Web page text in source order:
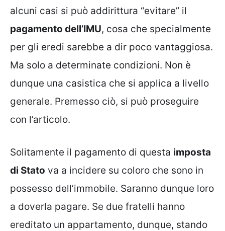
alcuni casi si può addirittura “evitare” il
pagamento dell’IMU, cosa che specialmente
per gli eredi sarebbe a dir poco vantaggiosa.
Ma solo a determinate condizioni. Non è
dunque una casistica che si applica a livello
generale. Premesso ciò, si può proseguire
con l’articolo.
Solitamente il pagamento di questa imposta
di Stato va a incidere su coloro che sono in
possesso dell’immobile. Saranno dunque loro
a doverla pagare. Se due fratelli hanno
ereditato un appartamento, dunque, stando